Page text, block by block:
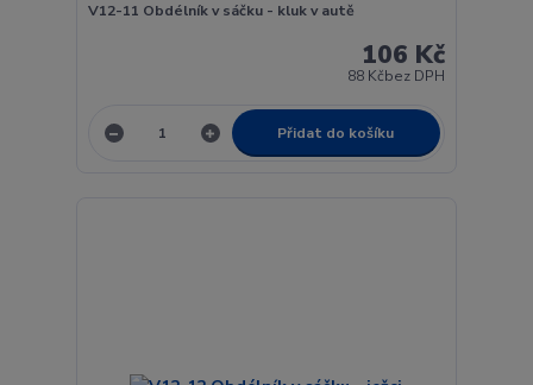
V12-11 Obdélník v sáčku - kluk v autě
106 Kč
88 Kčbez DPH
Přidat do košíku